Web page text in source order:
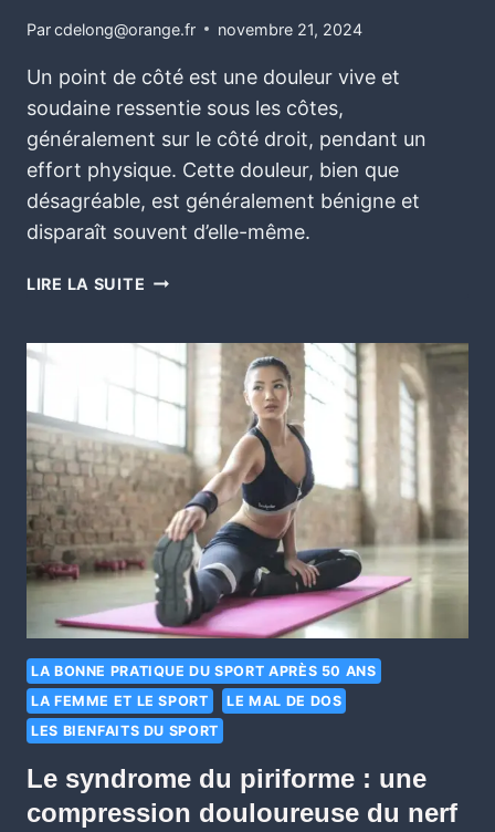
Parcdelong@orange.fr novembre 21, 2024
Un point de côté est une douleur vive et
soudaine ressentie sous les côtes,
généralement sur le côté droit, pendant un
effort physique. Cette douleur, bien que
désagréable, est généralement bénigne et
disparaît souvent d’elle-même.
LIRE LA SUITE
LA BONNE PRATIQUE DU SPORT APRÈS 50 ANS
LA FEMME ET LE SPORT
LE MAL DE DOS
LES BIENFAITS DU SPORT
Le syndrome du piriforme : une
compression douloureuse du nerf